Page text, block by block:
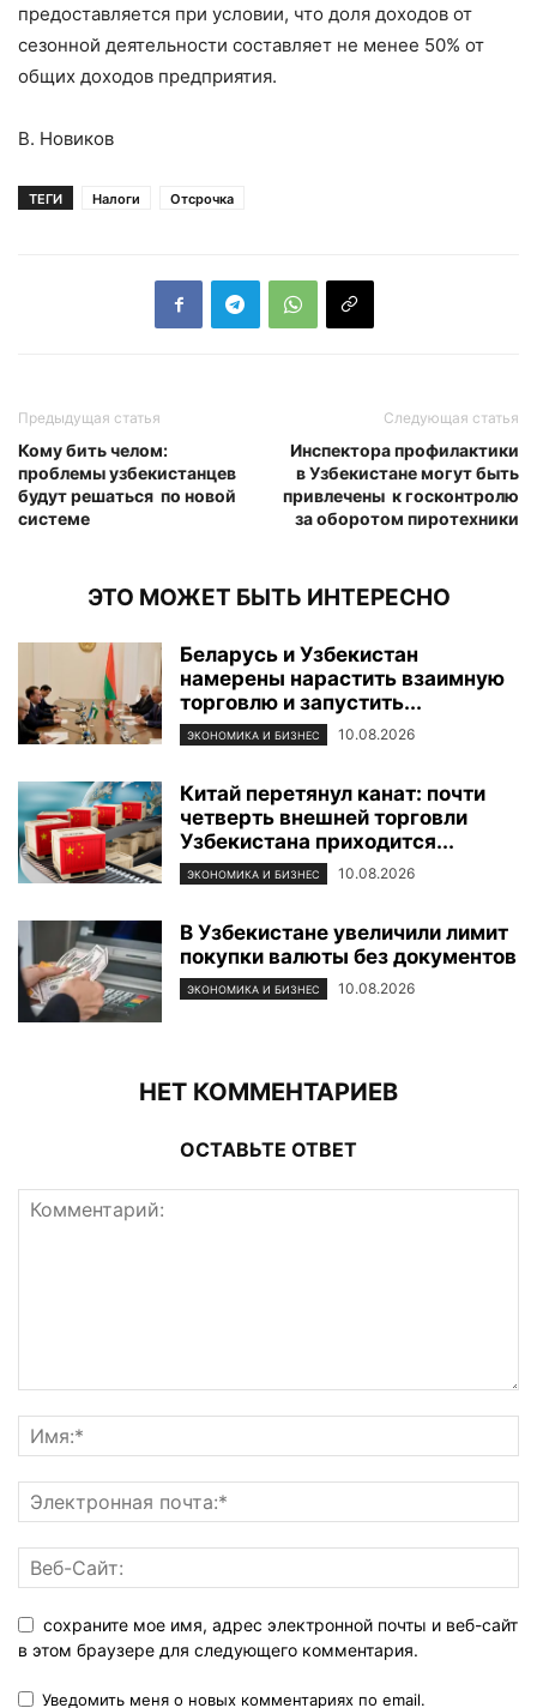
предоставляется при условии, что доля доходов от
сезонной деятельности составляет не менее 50% от
общих доходов предприятия.
В. Новиков
ТЕГИ Налоги Отсрочка
Предыдущая статья
Кому бить челом:
проблемы узбекистанцев
будут решаться по новой
системе
Следующая статья
Инспектора профилактики
в Узбекистане могут быть
привлечены к госконтролю
за оборотом пиротехники
ЭТО МОЖЕТ БЫТЬ ИНТЕРЕСНО
Беларусь и Узбекистан
намерены нарастить взаимную
торговлю и запустить...
ЭКОНОМИКА И БИЗНЕС 10.08.2026
Китай перетянул канат: почти
четверть внешней торговли
Узбекистана приходится...
ЭКОНОМИКА И БИЗНЕС 10.08.2026
В Узбекистане увеличили лимит
покупки валюты без документов
ЭКОНОМИКА И БИЗНЕС 10.08.2026
НЕТ КОММЕНТАРИЕВ
ОСТАВЬТЕ ОТВЕТ
сохраните мое имя, адрес электронной почты и веб-сайт
в этом браузере для следующего комментария.
Уведомить меня о новых комментариях по email.